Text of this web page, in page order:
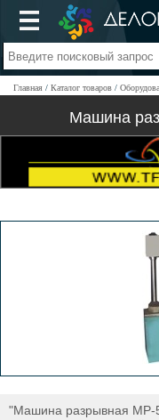
Главная Каталог товаров
Машина
"Машина разрывная МР-